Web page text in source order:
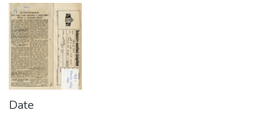
Date